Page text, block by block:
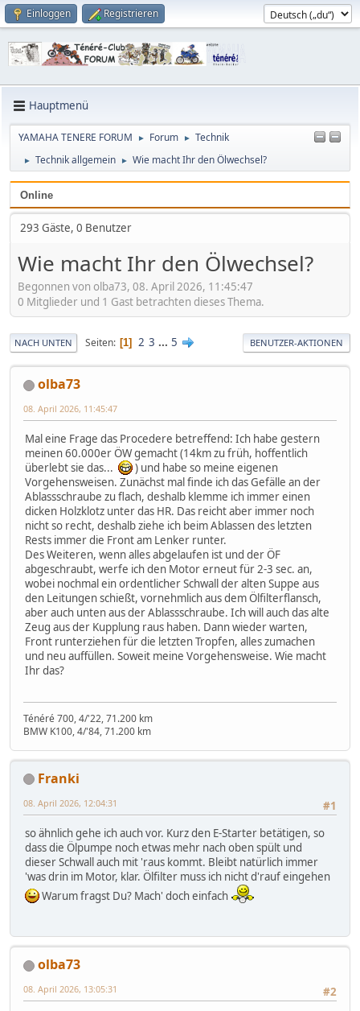
Einloggen Registrieren
Hauptmenü
YAMAHA TENERE FORUM ► Forum ► Technik
► Technik allgemein ► Wie macht Ihr den Ölwechsel?
Online
293 Gäste, 0 Benutzer
Wie macht Ihr den Ölwechsel?
Begonnen von olba73, 08. April 2026, 11:45:47
0 Mitglieder und 1 Gast betrachten dieses Thema.
NACH UNTEN Seiten 1 2 3 ... 5 BENUTZER-AKTIONEN
olba73
08. April 2026, 11:45:47
Mal eine Frage das Procedere betreffend: Ich habe gestern
meinen 60.000er ÖW gemacht (14km zu früh, hoffentlich
überlebt sie das...
) und habe so meine eigenen
Vorgehensweisen. Zunächst mal finde ich das Gefälle an der
Ablassschraube zu flach, deshalb klemme ich immer einen
dicken Holzklotz unter das HR. Das reicht aber immer noch
nicht so recht, deshalb ziehe ich beim Ablassen des letzten
Rests immer die Front am Lenker runter.
Des Weiteren, wenn alles abgelaufen ist und der ÖF
abgeschraubt, werfe ich den Motor erneut für 2-3 sec. an,
wobei nochmal ein ordentlicher Schwall der alten Suppe aus
den Leitungen schießt, vornehmlich aus dem Ölfilterflansch,
aber auch unten aus der Ablassschraube. Ich will auch das alte
Zeug aus der Kupplung raus haben. Dann wieder warten,
Front runterziehen für die letzten Tropfen, alles zumachen
und neu auffüllen. Soweit meine Vorgehensweise. Wie macht
Ihr das?
Ténéré 700, 4/'22, 71.200 km
BMW K100, 4/'84, 71.200 km
Franki
#1
08. April 2026, 12:04:31
so ähnlich gehe ich auch vor. Kurz den E-Starter betätigen, so
dass die Ölpumpe noch etwas mehr nach oben spült und
dieser Schwall auch mit 'raus kommt. Bleibt natürlich immer
'was drin im Motor, klar. Ölfilter muss ich nicht d'rauf eingehen
Warum fragst Du? Mach' doch einfach
olba73
#2
08. April 2026, 13:05:31